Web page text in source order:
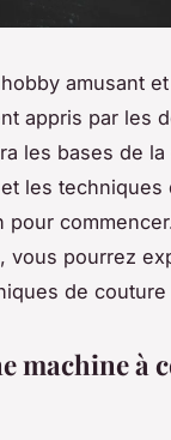
amusant
appris par les
les bases de
les techniques
pour
vous pourrez
de
machine à